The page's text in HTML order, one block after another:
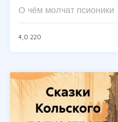
О чём молчат псионики
4,0 220